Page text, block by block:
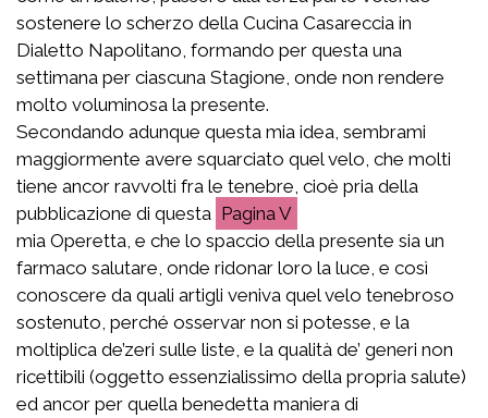
sostenere lo scherzo della Cucina Casareccia in
Dialetto Napolitano, formando per questa una
settimana per ciascuna Stagione, onde non rendere
molto voluminosa la presente.
Secondando adunque questa mia idea, sembrami
maggiormente avere squarciato quel velo, che molti
tiene ancor ravvolti fra le tenebre, cioè pria della
pubblicazione di questa
V
mia Operetta, e che lo spaccio della presente sia un
farmaco salutare, onde ridonar loro la luce, e così
conoscere da quali artigli veniva quel velo tenebroso
sostenuto, perché osservar non si potesse, e la
moltiplica de’zeri sulle liste, e la qualità de’ generi non
ricettibili (oggetto essenzialissimo della propria salute)
ed ancor per quella benedetta maniera di